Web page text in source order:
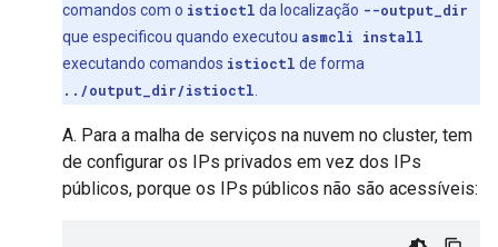
comandos com o istioctl da localização --output_dir
que especificou quando executou asmcli install
executando comandos istioctl de forma
../output_dir/istioctl
A. Para a malha de serviços na nuvem no cluster, tem
de configurar os IPs privados em vez dos IPs
públicos, porque os IPs públicos não são acessíveis: